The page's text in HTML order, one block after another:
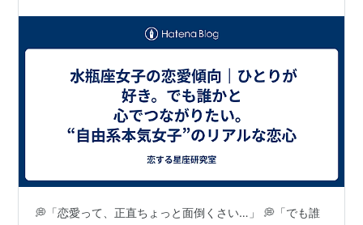
💭「恋愛って、正直ちょっと面倒くさい…」 💭「でも誰